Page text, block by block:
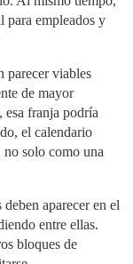
para empleados y
parecer viables
de mayor
franja podría
el calendario
solo como una
aparecer en el
entre ellas.
bloques de